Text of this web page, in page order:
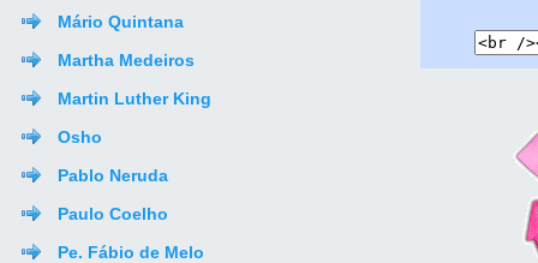
Mário Quintana
Martha Medeiros
Martin Luther King
Osho
Pablo Neruda
Paulo Coelho
Pe. Fábio de Melo